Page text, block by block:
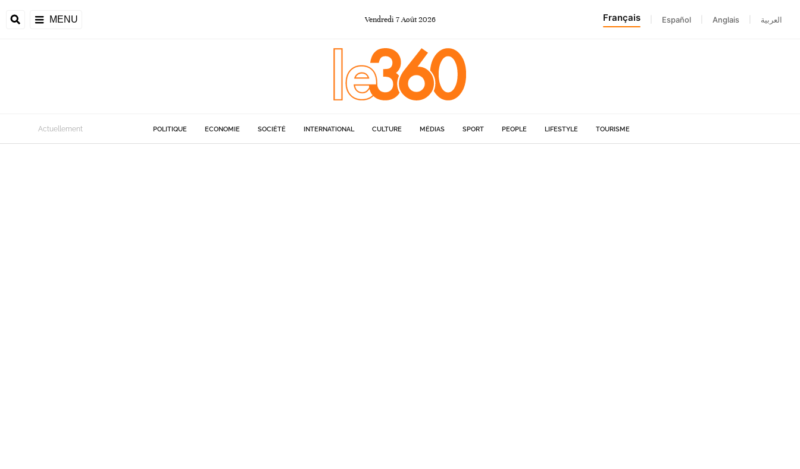
MENU Vendredi 7Août 2026 Français Español Anglais العربية
Actuellement POLITIQUE ECONOMIE SOCIÉTÉ INTERNATIONAL CULTURE MÉDIAS SPORT PEOPLE LIFESTYLE TOURISME